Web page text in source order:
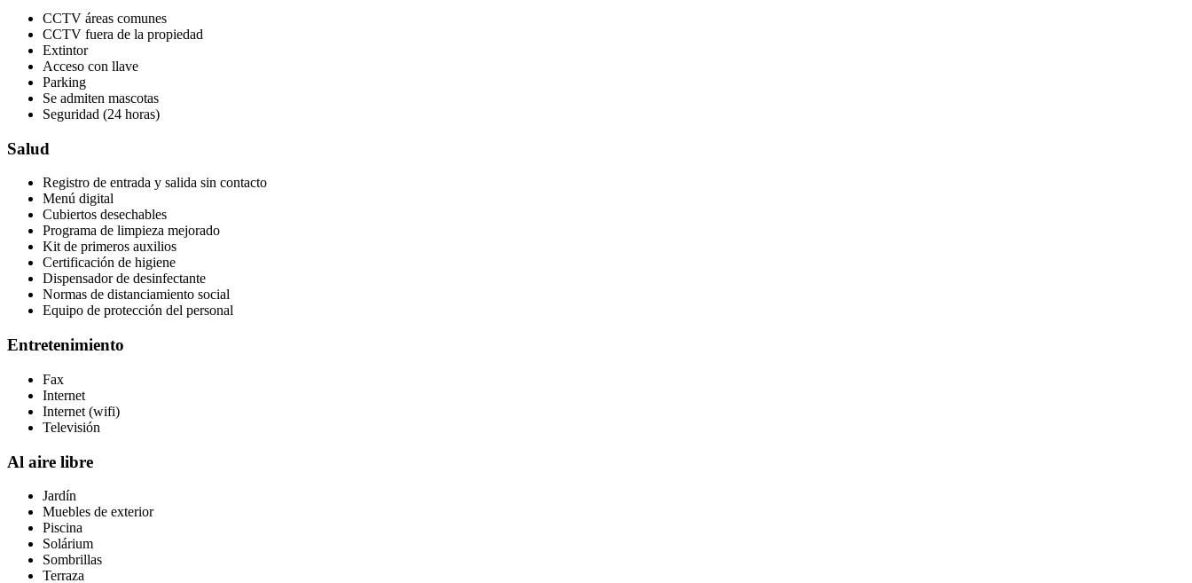
CCTV áreas comunes
CCTV fuera de la propiedad
Extintor
Acceso con llave
Parking
Se admiten mascotas
Seguridad (24 horas)
Salud
Registro de entrada y salida sin contacto
Menú digital
Cubiertos desechables
Programa de limpieza mejorado
Kit de primeros auxilios
Certificación de higiene
Dispensador de desinfectante
Normas de distanciamiento social
Equipo de protección del personal
Entretenimiento
Fax
Internet
Internet (wifi)
Televisión
Al aire libre
Jardín
Muebles de exterior
Piscina
Solárium
Sombrillas
Terraza